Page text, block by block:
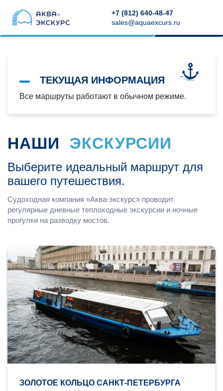
+7 (812) 640-48-47
sales@aquaexcurs.ru
НАШИ ЭКСКУРСИИ
Выберите идеальный маршрут для
вашего путешествия.
Судоходная компания «Аква-экскурс» проводит
регулярные дневные теплоходные экскурсии и ночные
прогулки на разводку мостов.
ТЕКУЩАЯ ИНФОРМАЦИЯ
Все маршруты работают в обычном режиме.
ЗОЛОТОЕ КОЛЬЦО САНКТ-ПЕТЕРБУРГА